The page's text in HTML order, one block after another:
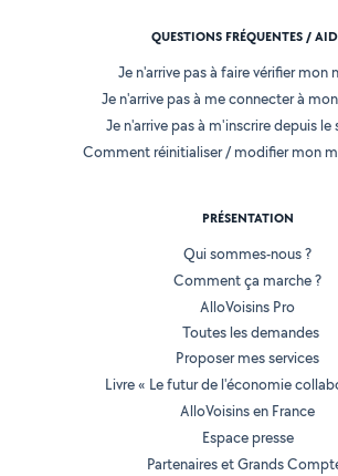
QUESTIONS FRÉQUENTES /
Je n'arrive pas à faire vérifier mon
Je n'arrive pas à me connecter à
Je n'arrive pas à m'inscrire depuis le
Comment réinitialiser / modifier mon
PRÉSENTATION
Qui sommes-nous ?
Comment ça marche ?
AlloVoisins Pro
Toutes les demandes
Proposer mes services
Livre « Le futur de l'économie
AlloVoisins en France
Espace presse
Partenaires et Grands